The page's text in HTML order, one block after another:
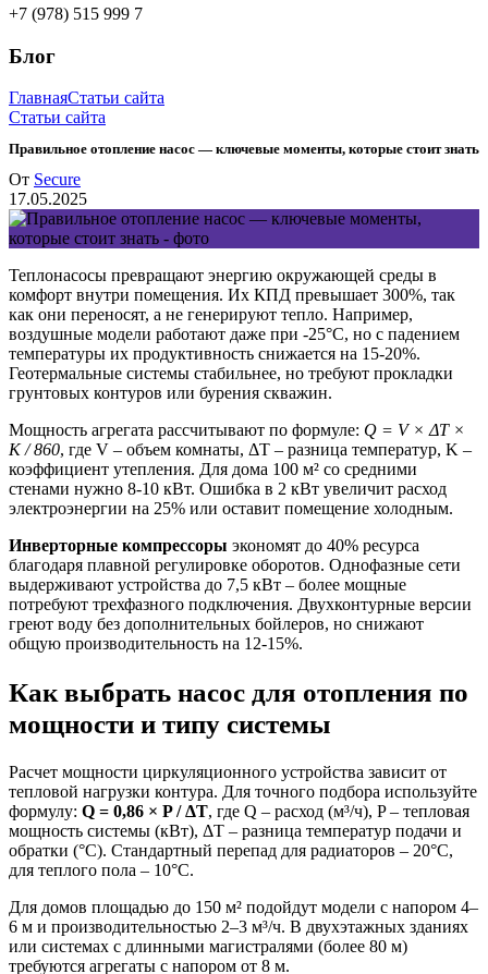
+7 (978) 515 999 7
Блог
ГлавнаяСтатьи сайта
Статьи сайта
Правильное отопление насос — ключевые моменты, которые стоит знать
От Secure
17.05.2025
Теплонасосы превращают энергию окружающей среды в
комфорт внутри помещения. Их КПД превышает 300%, так
как они переносят, а не генерируют тепло. Например,
воздушные модели работают даже при -25°C, но с падением
температуры их продуктивность снижается на 15-20%.
Геотермальные системы стабильнее, но требуют прокладки
грунтовых контуров или бурения скважин.
Мощность агрегата рассчитывают по формуле: Q = V × ΔT ×
K / 860, где V – объем комнаты, ΔT – разница температур, K –
коэффициент утепления. Для дома 100 м² со средними
стенами нужно 8-10 кВт. Ошибка в 2 кВт увеличит расход
электроэнергии на 25% или оставит помещение холодным.
Инверторные компрессоры экономят до 40% ресурса
благодаря плавной регулировке оборотов. Однофазные сети
выдерживают устройства до 7,5 кВт – более мощные
потребуют трехфазного подключения. Двухконтурные версии
греют воду без дополнительных бойлеров, но снижают
общую производительность на 12-15%.
Как выбрать насос для отопления по
мощности и типу системы
Расчет мощности циркуляционного устройства зависит от
тепловой нагрузки контура. Для точного подбора используйте
формулу: Q = 0,86 × P / ΔT, где Q – расход (м³/ч), P – тепловая
мощность системы (кВт), ΔT – разница температур подачи и
обратки (°C). Стандартный перепад для радиаторов – 20°C,
для теплого пола – 10°C.
Для домов площадью до 150 м² подойдут модели с напором 4–
6 м и производительностью 2–3 м³/ч. В двухэтажных зданиях
или системах с длинными магистралями (более 80 м)
требуются агрегаты с напором от 8 м.